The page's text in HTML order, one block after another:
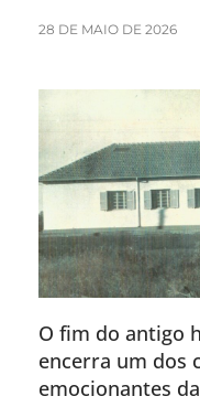
28 DE MAIO DE 2026
O fim do antigo
encerra um dos
emocionantes